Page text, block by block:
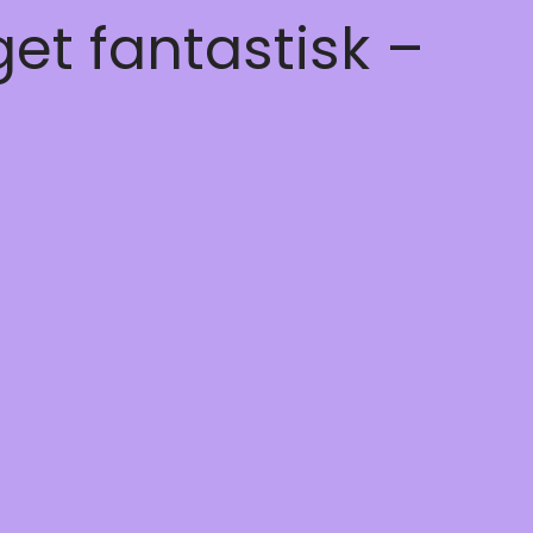
fantastisk –